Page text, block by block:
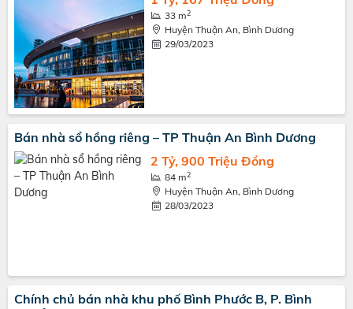
33 m2
Huyện Thuận An, Bình Dương
29/03/2023
Bán nhà sổ hồng riêng – TP Thuận An Bình Dương
2 Tỷ, 900 Triệu Đồng
84 m2
Huyện Thuận An, Bình Dương
28/03/2023
Chính chủ bán nhà khu phố Bình Phước B, P. Bình